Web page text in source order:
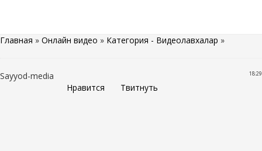
Главная » Онлайн видео » Категория - Видеолавхалар »
18:29
Sayyod-media
Нравится
Твитнуть